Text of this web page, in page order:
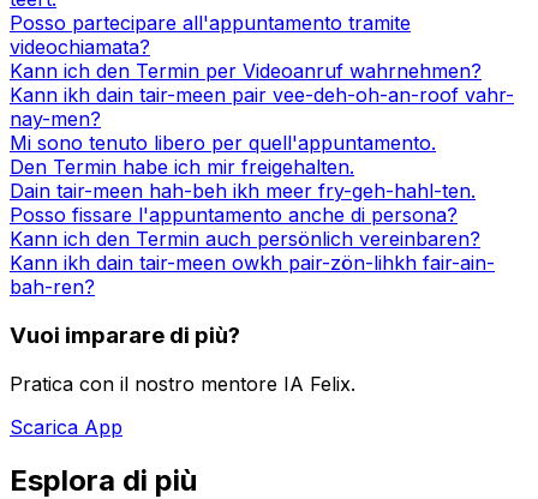
Posso partecipare all'appuntamento tramite
videochiamata?
Kann ich den Termin per Videoanruf wahrnehmen?
Kann ikh dain tair-meen pair vee-deh-oh-an-roof vahr-
nay-men?
Mi sono tenuto libero per quell'appuntamento.
Den Termin habe ich mir freigehalten.
Dain tair-meen hah-beh ikh meer fry-geh-hahl-ten.
Posso fissare l'appuntamento anche di persona?
Kann ich den Termin auch persönlich vereinbaren?
Kann ikh dain tair-meen owkh pair-zön-lihkh fair-ain-
bah-ren?
Vuoi imparare di più?
Pratica con il nostro mentore IA Felix.
Scarica App
Esplora di più